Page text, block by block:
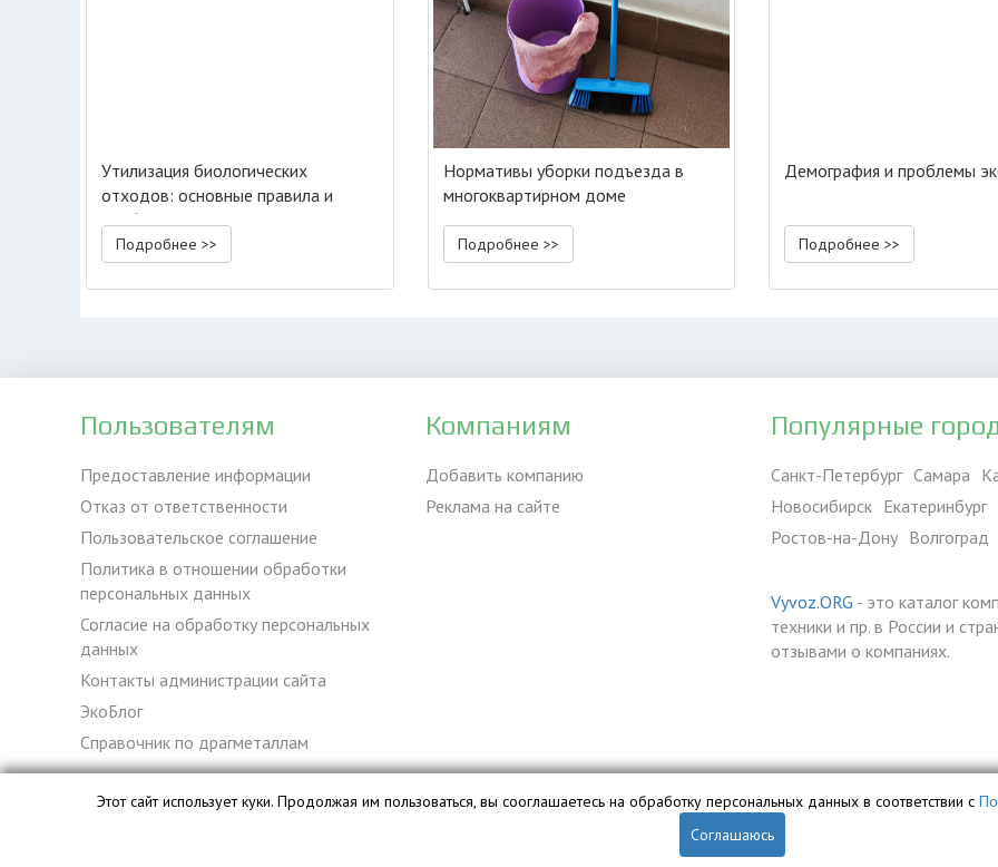
Утилизация биологических
отходов: основные правила и
особенности
Подробнее >>
Нормативы уборки подъезда в
многоквартирном доме
Подробнее >>
Демография и проблемы
Подробнее >>
Пользователям
Предоставление информации
Отказ от ответственности
Пользовательское соглашение
Политика в отношении обработки
персональных данных
Согласие на обработку персональных
данных
Контакты администрации сайта
ЭкоБлог
Справочник по драгметаллам
Компаниям
Добавить компанию
Реклама на сайте
Популярные
Санкт-Петербург Самара
Новосибирск Екатеринбург
Ростов-на-Дону Волгоград
Vyvoz.ORG - это каталог
техники и пр. в России и
отзывами о компаниях.
База данных сайта vyvoz.org является интеллектуальной собственностью ООО «Профит» и охраняется законом.
Этот сайт использует куки. Продолжая им пользоваться, вы сооглашаетесь на обработку персональных данных в соответствии с
Соглашаюсь